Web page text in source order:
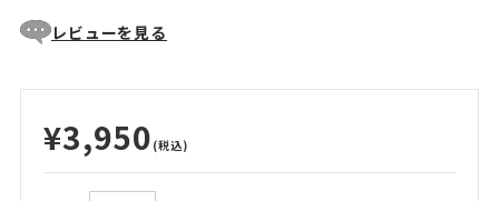
レビューを見る
¥3,950 (税込)